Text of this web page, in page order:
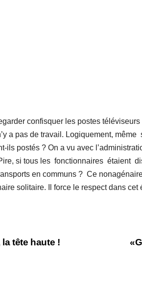
confisquer les postes
a pas de travail. Logiquement,
ils postés ? On a vu avec
si tous les fonctionnaires étaient
en communs ? Ce
solitaire. Il force le respect dans cet
tête haute !